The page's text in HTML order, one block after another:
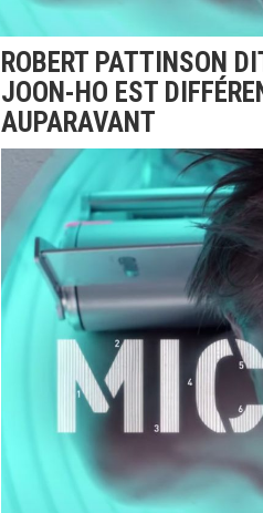
ROBERT PATTINSON
JOON-HO EST
AUPARAVANT